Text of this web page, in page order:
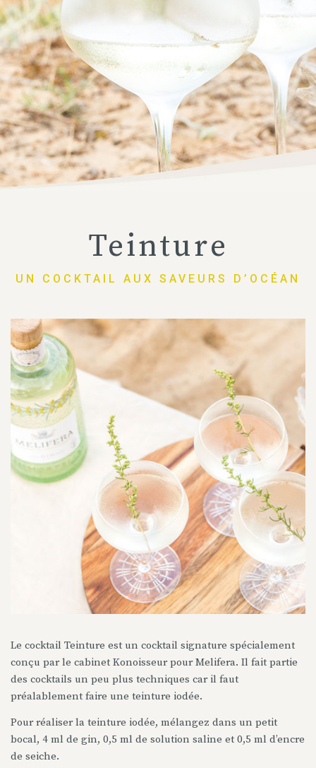
Teinture
UN COCKTAIL AUX SAVEURS D’OCÉAN
Le cocktail Teinture est un cocktail signature spécialement
conçu par le cabinet Konoisseur pour Melifera. Il fait partie
des cocktails un peu plus techniques car il faut
préalablement faire une teinture iodée.
Pour réaliser la teinture iodée, mélangez dans un petit
bocal, 4 ml de gin, 0,5 ml de solution saline et 0,5 ml d’encre
de seiche.